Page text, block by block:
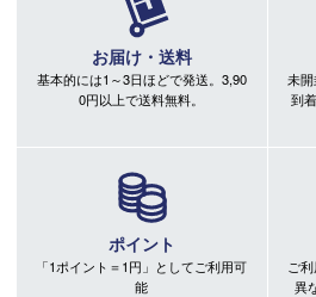
お届け・送料
基本的には1～3日ほどで発送。3,90
0円以上で送料無料。
未
到
ポイント
「1ポイント＝1円」としてご利用可
能
ご
異